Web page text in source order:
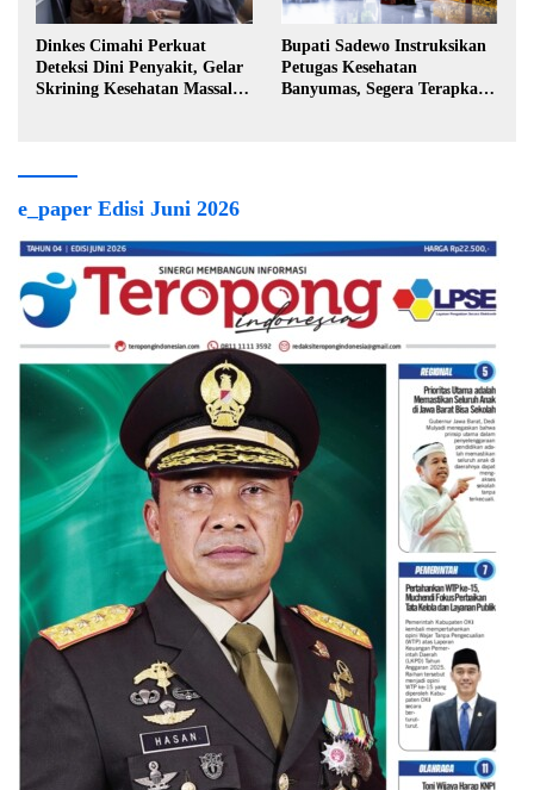
Dinkes Cimahi Perkuat
Deteksi Dini Penyakit, Gelar
Skrining Kesehatan Massal di
Bupati Sadewo Instruksikan
Petugas Kesehatan
Banyumas, Segera Terapkan
e_paper Edisi Juni 2026